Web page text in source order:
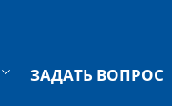
ЗАДАТЬ ВОПРОС